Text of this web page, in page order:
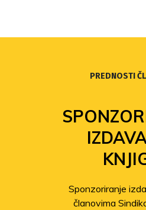
PREDNOSTI
Sponzoriranje
članovima